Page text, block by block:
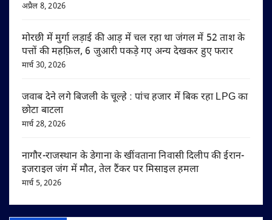
अप्रैल 8, 2026
मोरछी में मुर्गा लड़ाई की आड़ में चल रहा था जंगल में 52 ताश के
पत्तों की महफ़िल, 6 जुआरी पकड़े गए अन्य देखकर हुए फरार
मार्च 30, 2026
जवाब देने लगे बिजली के चूल्हे : पांच हजार में बिक रहा LPG का
छोटा बाटला
मार्च 28, 2026
नागौर-राजस्थान के डेगाना के खींवताना निवासी दिलीप की ईरान-
इजराइल जंग में मौत, तेल टैंकर पर मिसाइल हमला
मार्च 5, 2026